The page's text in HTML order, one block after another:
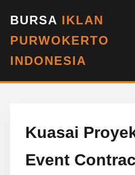
BURSA IKLAN
PURWOKERTO
INDONESIA
Kuasai
Event